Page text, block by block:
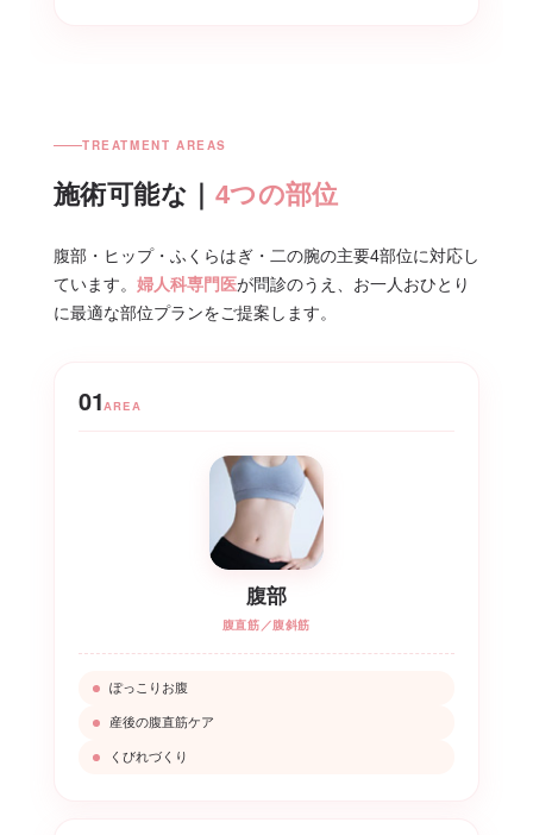
TREATMENT AREAS
施術可能な｜ 4つの部位
腹部・ヒップ・ふくらはぎ・二の腕の主要4部位に対応し
ています。 婦人科専門医が問診のうえ、お一人おひとり
に最適な部位プランをご提案します。
01AREA
腹部
腹直筋／腹斜筋
ぽっこりお腹
産後の腹直筋ケア
くびれづくり